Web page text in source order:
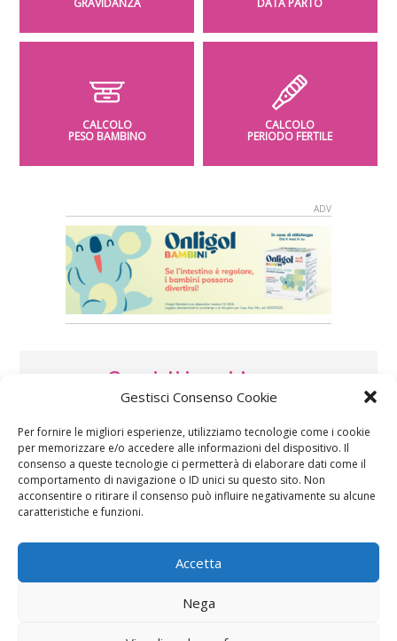
Gestisci Consenso Cookie
Per fornire le migliori esperienze, utilizziamo tecnologie come i cookie
per memorizzare e/o accedere alle informazioni del dispositivo. Il
consenso a queste tecnologie ci permetterà di elaborare dati come il
comportamento di navigazione o ID unici su questo sito. Non
acconsentire o ritirare il consenso può influire negativamente su alcune
caratteristiche e funzioni.
Accetta
Nega
GRAVIDANZA DATA PARTO
CALCOLO
PESO BAMBINO
CALCOLO
PERIODO FERTILE
Speciali in evidenza